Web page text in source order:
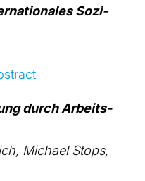
Sozi­
durch Arbeits­
Micha­el Stops,